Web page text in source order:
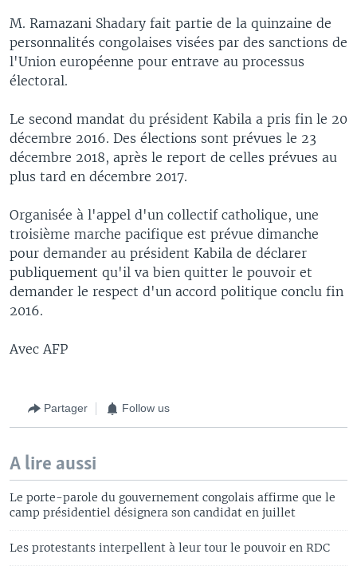
M. Ramazani Shadary fait partie de la quinzaine de
personnalités congolaises visées par des sanctions de
l'Union européenne pour entrave au processus
électoral.
Le second mandat du président Kabila a pris fin le 20
décembre 2016. Des élections sont prévues le 23
décembre 2018, après le report de celles prévues au
plus tard en décembre 2017.
Organisée à l'appel d'un collectif catholique, une
troisième marche pacifique est prévue dimanche
pour demander au président Kabila de déclarer
publiquement qu'il va bien quitter le pouvoir et
demander le respect d'un accord politique conclu fin
2016.
Avec AFP
Partager Follow us
A lire aussi
Le porte-parole du gouvernement congolais affirme que le
camp présidentiel désignera son candidat en juillet
Les protestants interpellent à leur tour le pouvoir en RDC